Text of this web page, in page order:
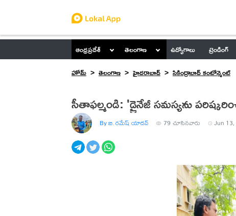
ఆంధ్రప్రదేశ్ తెలంగాణ ఉద్యోగాలు ట్రెండింగ్
హోమ్
తెలంగాణ హైదరాబాద్ సికింద్రాబాద్ కంటోన్మెంట్
సీతాఫల్మండి: 'డ్రైనేజీ సమస్యను
By బి. రమేష్ యాదవ్ 79 చూసినవారు Jun